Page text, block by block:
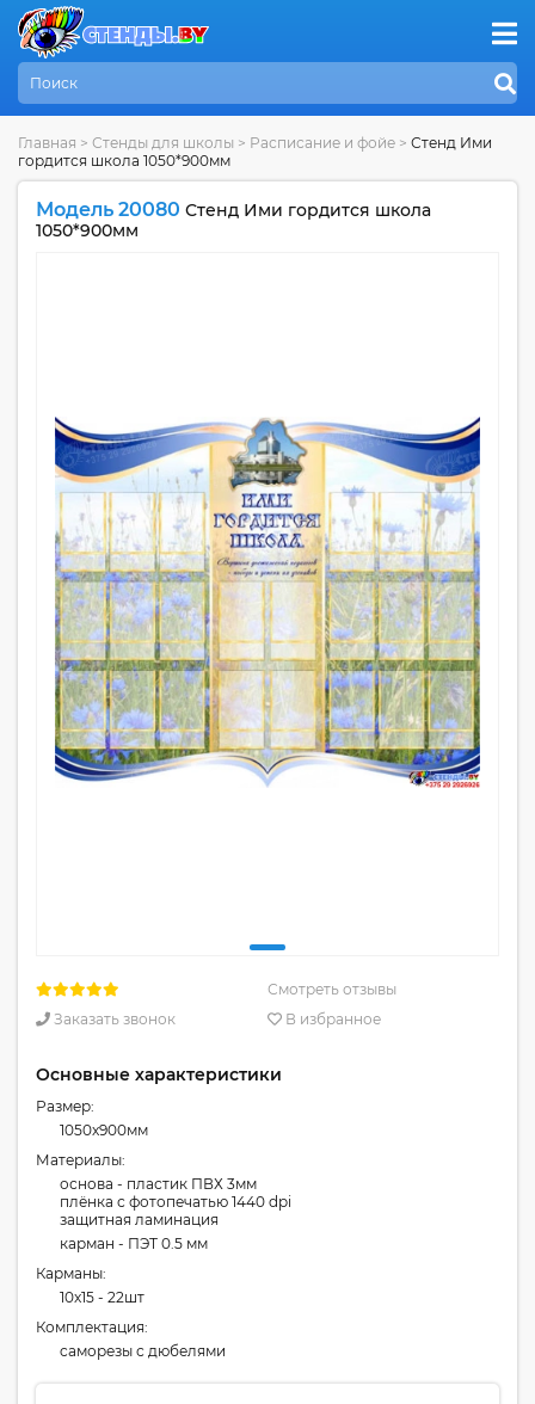
Главная > Стенды для школы > Расписание и фойе > Стенд Ими
гордится школа 1050*900мм
Модель 20080 Стенд Ими гордится школа
1050*900мм
Смотреть отзывы
Заказать звонок
В избранное
Основные характеристики
Размер:
1050x900мм
Материалы:
основа - пластик ПВХ 3мм
плёнка с фотопечатью 1440 dpi
защитная ламинация
карман - ПЭТ 0.5 мм
Карманы:
10x15 - 22шт
Комплектация:
cаморезы с дюбелями